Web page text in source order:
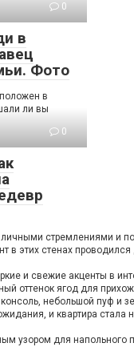
0
в
Фото
в
ли вы
0
стремлениями и
в этих стенах
и свежие акценты в
оттенок ягод для
небольшой пуф и
и квартира
узором для напольного